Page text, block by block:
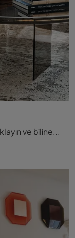
Cattelan Italia'nın Standart Sehpa: Tıklayın ve bilinen ve tanınmış markanın cam modern aksesuarları ve sehpalari hakkında daha fazla bilgi edinin!